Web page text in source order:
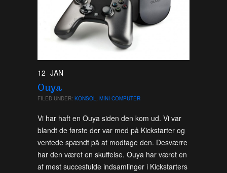
12 JAN
Ouya
FILED UNDER: KONSOL, MINI COMPUTER
Vi har haft en Ouya siden den kom ud. Vi var
blandt de første der var med på Kickstarter og
ventede spændt på at modtage den. Desværre
har den været en skuffelse. Ouya har været en
af mest succesfulde indsamlinger i Kickstarters